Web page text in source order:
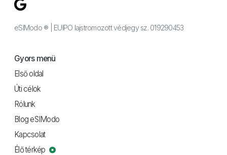
eSIModo ® | EUIPO lajstromozott védjegy sz. 019290453
Gyors menü
Első oldal
Úti célok
Rólunk
Blog eSIModo
Kapcsolat
Élő térkép